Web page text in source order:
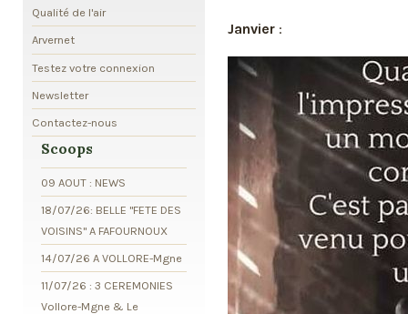
Janvier :
Qualité de l'air
Arvernet
Testez votre connexion
Newsletter
Contactez-nous
Scoops
09 AOUT : NEWS
18/07/26: BELLE "FETE DES
VOISINS" A FAFOURNOUX
14/07/26 A VOLLORE-Mgne
11/07/26 : 3 CEREMONIES
Vollore-Mgne & Le